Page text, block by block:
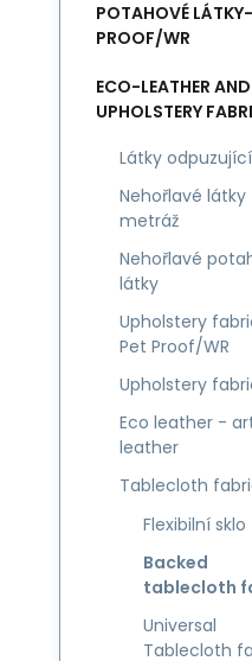
POTAHOVÉ
PROOF/WR
ECO-LEATHER AND
UPHOLSTERY
Látky
Nehořlavé látky
metráž
Nehořlavé
látky
Upholstery
Pet Proof/WR
Upholstery
Eco leather -
leather
Tablecloth
Flexibilní sklo
Backed
tablecloth
Universal
Tablecloth